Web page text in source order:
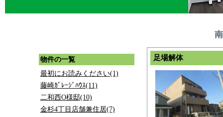
物件の一覧
最初にお読みください(1)
藤崎ｶﾞﾚｰｼﾞﾊｳｽ(11)
二和西O様邸(10)
金杉4丁目店舗兼住居(7)
足場解体